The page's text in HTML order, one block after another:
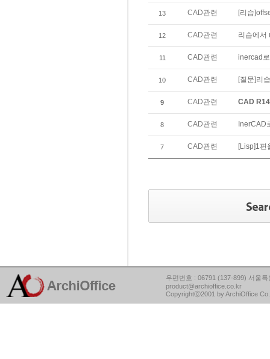
13 CAD관련 [리습
12 CAD관련 리습에서
11 CAD관련 inercad
10 CAD관련 [질문]리
9 CAD관련 CAD
8 CAD관련 InerCAD
7 CAD관련 [Lisp]1편
우편번호 : 06791 (137-899) 서울
product@archioffice.co.kr
Copyrightⓒ2001 by ArchiOffice